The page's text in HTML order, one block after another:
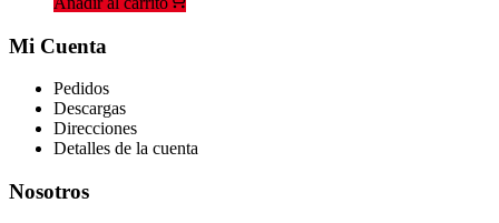
Mi Cuenta
Pedidos
Descargas
Direcciones
Detalles de la cuenta
Nosotros